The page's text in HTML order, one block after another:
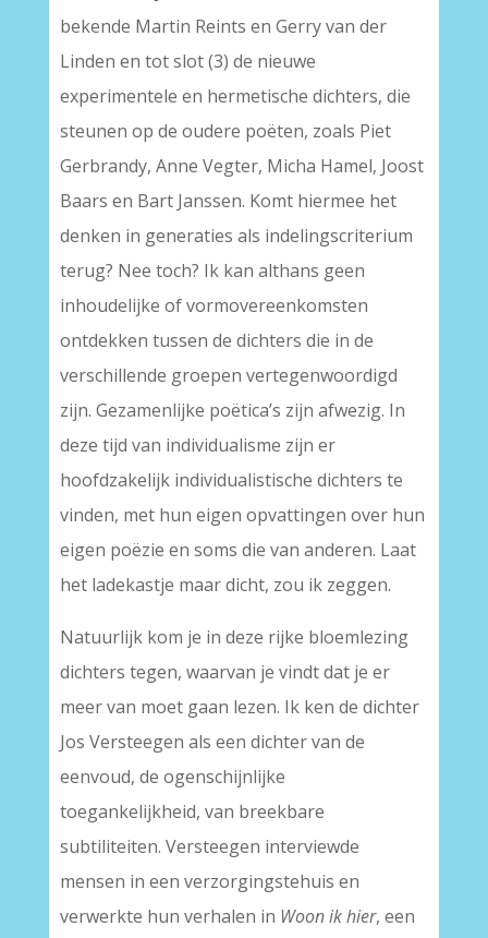
bekende Martin Reints en Gerry van der
Linden en tot slot (3) de nieuwe
experimentele en hermetische dichters, die
steunen op de oudere poëten, zoals Piet
Gerbrandy, Anne Vegter, Micha Hamel, Joost
Baars en Bart Janssen. Komt hiermee het
denken in generaties als indelingscriterium
terug? Nee toch? Ik kan althans geen
inhoudelijke of vormovereenkomsten
ontdekken tussen de dichters die in de
verschillende groepen vertegenwoordigd
zijn. Gezamenlijke poëtica’s zijn afwezig. In
deze tijd van individualisme zijn er
hoofdzakelijk individualistische dichters te
vinden, met hun eigen opvattingen over hun
eigen poëzie en soms die van anderen. Laat
het ladekastje maar dicht, zou ik zeggen.
Natuurlijk kom je in deze rijke bloemlezing
dichters tegen, waarvan je vindt dat je er
meer van moet gaan lezen. Ik ken de dichter
Jos Versteegen als een dichter van de
eenvoud, de ogenschijnlijke
toegankelijkheid, van breekbare
subtiliteiten. Versteegen interviewde
mensen in een verzorgingstehuis en
verwerkte hun verhalen in Woon ik hier, een